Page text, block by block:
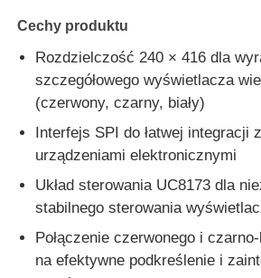
Kontrola jakości
Skontaktuj się z nami
Wiadomości
Przypadki
Wyświetlacz LCD TFT
Cechy produktu
Rozdzielczość 240 × 416 dla
szczegółowego wyświetlacza
(czerwony, czarny, biały)
Interfejs SPI do łatwej integracji
urządzeniami elektronicznymi
Układ sterowania UC8173 dla
stabilnego sterowania
Połączenie czerwonego i
na efektywne podkreślenie i